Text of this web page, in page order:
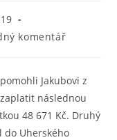
komentář
Jakubovi z
následnou
48 671 Kč. Druhý
do Uherského